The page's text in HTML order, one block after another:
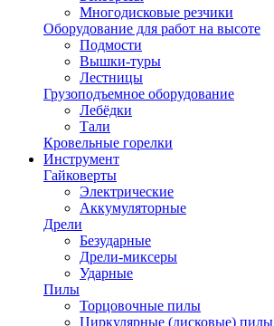
Многодисковые резчики
Оборудование для работ на высоте
Подмости
Вышки-туры
Лестницы
Грузоподъемное оборудование
Лебёдки
Тали
Кровельные горелки
Инструмент
Гайковерты
Электрические
Аккумуляторные
Дрели
Безударные
Дрели-миксеры
Ударные
Пилы
Торцовочные пилы
Циркулярные (дисковые) пилы